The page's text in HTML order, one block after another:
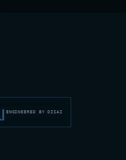
ENGINEERED BY DISAI